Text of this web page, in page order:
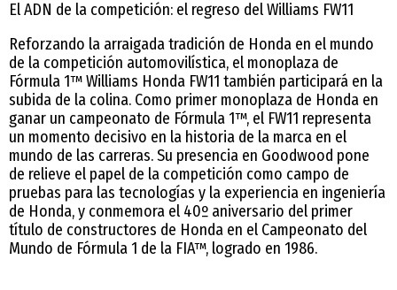
El ADN de la competición: el regreso del Williams FW11
Reforzando la arraigada tradición de Honda en el mundo
de la competición automovilística, el monoplaza de
Fórmula 1™ Williams Honda FW11 también participará en la
subida de la colina. Como primer monoplaza de Honda en
ganar un campeonato de Fórmula 1™, el FW11 representa
un momento decisivo en la historia de la marca en el
mundo de las carreras. Su presencia en Goodwood pone
de relieve el papel de la competición como campo de
pruebas para las tecnologías y la experiencia en ingeniería
de Honda, y conmemora el 40º aniversario del primer
título de constructores de Honda en el Campeonato del
Mundo de Fórmula 1 de la FIA™, logrado en 1986.